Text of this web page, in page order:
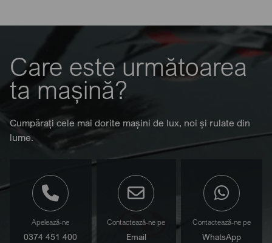
Care este următoarea
ta mașină?
Cumpărați cele mai dorite mașini de lux, noi și rulate din
lume.
Apelează-ne
0374 451 400
Contactează-ne pe
Email
Contactează-ne pe
WhatsApp